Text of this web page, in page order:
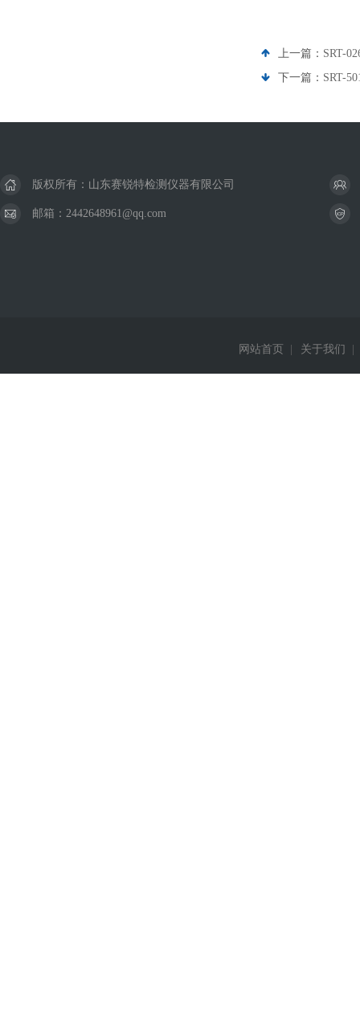
上一篇： SRT-
下一篇： SRT-
版权所有：山东赛锐特检测仪器有限公司
邮箱：2442648961@qq.com
网站首页 关于我们